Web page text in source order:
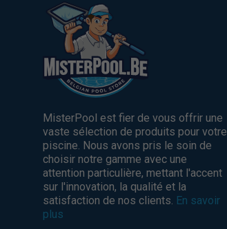
MisterPool est fier de vous offrir une
vaste sélection de produits pour votre
piscine. Nous avons pris le soin de
choisir notre gamme avec une
attention particulière, mettant l'accent
sur l'innovation, la qualité et la
satisfaction de nos clients. En savoir
plus